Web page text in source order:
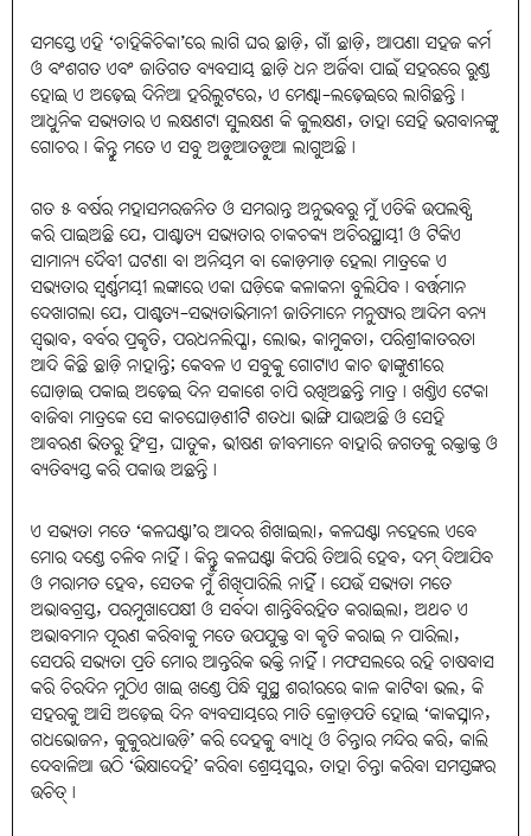
ସମସ୍ତେ ଏହି ‘ଚାହିକିଚିକା’ରେ ଲାଗି ଘର ଛାଡ଼ି, ଗାଁ ଛାଡ଼ି, ଆପଣା ସହଜ କର୍ମ
ଓ ବଂଶଗତ ଏବଂ ଜାତିଗତ ବ୍ୟବସାୟ ଛାଡ଼ି ଧନ ଅର୍ଜିବା ପାଇଁ ସହରରେ ରୁଣ୍ଡ
ହୋଇ ଏ ଅଢ଼େଇ ଦିନିଆ ହରିଲୁଟରେ, ଏ ମେଣ୍ଢା-ଲଢ଼େଇରେ ଲାଗିଛନ୍ତି।
ଆଧୁନିକ ସଭ୍ୟତାର ଏ ଲକ୍ଷଣଟା ସୁଲକ୍ଷଣ କି କୁଲକ୍ଷଣ, ତାହା ସେହି ଭଗବାନଙ୍କୁ
ଗୋଚର। କିନ୍ତୁ ମତେ ଏ ସବୁ ଅଡ଼ୁଆତଡ଼ୁଆ ଲାଗୁଅଛି।
ଗତ ୫ ବର୍ଷର ମହାସମରଜନିତ ଓ ସମରାନ୍ତ ଅନୁଭବରୁ ମୁଁ ଏତିକି ଉପଲବ୍ଧି
କରି ପାଇଅଛି ଯେ, ପାଶ୍ଚାତ୍ୟ ସଭ୍ୟତାର ଚାକଚକ୍ୟ ଅଚିରସ୍ଥାୟୀ ଓ ଟିକିଏ
ସାମାନ୍ୟ ଦୈବୀ ଘଟଣା ବା ଅନିୟମ ବା କୋଡ଼ମାଡ଼ ହେଲା ମାତ୍ରକେ ଏ
ସଭ୍ୟତାର ସ୍ବର୍ଣ୍ଣମୟୀ ଲଙ୍କାରେ ଏକା ଘଡ଼ିକେ କଳାକନା ବୁଲିଯିବ। ବର୍ତ୍ତମାନ
ଦେଖାଗଲା ଯେ, ପାଶ୍ଚତ୍ୟ-ସଭ୍ୟତାଭିମାନୀ ଜାତିମାନେ ମନୁଷ୍ୟର ଆଦିମ ବନ୍ୟ
ସ୍ୱଭାବ, ବର୍ବର ପ୍ରକୃତି, ପରଧନଲିପ୍ସା, ଲୋଭ, କାମୁକତା, ପରିଶ୍ରୀକାତରତା
ଆଦି କିଛି ଛାଡ଼ି ନାହାନ୍ତି; କେବଳ ଏ ସବୁକୁ ଗୋଟାଏ କାଚ ଢାଙ୍କୁଣୀରେ
ଘୋଡ଼ାଇ ପକାଇ ଅଢ଼େଇ ଦିନ ସକାଶେ ଚାପି ରଖିଅଛନ୍ତି ମାତ୍ର। ଖଣ୍ଡିଏ ଟେକା
ବାଜିବା ମାତ୍ରକେ ସେ କାଚଘୋଡ଼ଣୀଟିି ଶତଧା ଭାଙ୍ଗି ଯାଉଅଛି ଓ ସେହି
ଆବରଣ ଭିତରୁ ହିଂସ୍ର, ଘାତୁକ, ଭୀଷଣ ଜୀବମାନେ ବାହାରି ଜଗତକୁ ରକ୍ତାକ୍ତ ଓ
ବ୍ୟତିବ୍ୟସ୍ତ କରି ପକାଉ ଅଛନ୍ତି।
ଏ ସଭ୍ୟତା ମତେ ‘କଳଘଣ୍ଟା’ର ଆଦର ଶିଖାଇଲା, କଳଘଣ୍ଟା ନହେଲେ ଏବେ
ମୋର ଦଣ୍ଡେ ଚଳିବ ନାହିଁ। କିନ୍ତୁ କଳଘଣ୍ଟା କିପରି ତିଆରି ହେବ, ଦମ୍‌ ଦିଆଯିବ
ଓ ମରାମତ ହେବ, ସେତକ ମୁଁ ଶିଖିପାରିଲି ନାହିଁ। ଯେଉଁ ସଭ୍ୟତା ମତେ
ଅଭାବଗ୍ରସ୍ତ, ପରମୁଖାପେକ୍ଷୀ ଓ ସର୍ବଦା ଶାନ୍ତିବିରହିତ କରାଇଲା, ଅଥଚ ଏ
ଅଭାବମାନ ପୂରଣ କରିବାକୁ ମତେ ଉପଯୁକ୍ତ ବା କୃତି କରାଇ ନ ପାରିଲା,
ସେପରି ସଭ୍ୟତା ପ୍ରତି ମୋର ଆନ୍ତରିକ ଭକ୍ତି ନାହିଁ। ମଫସଲରେ ରହି ଚାଷବାସ
କରି ଚିରଦିନ ମୁଠିଏ ଖାଇ ଖଣ୍ଡେ ପିନ୍ଧି ସୁସ୍ଥ ଶରୀରରେ କାଳ କାଟିବା ଭଲ, କି
ସହରକୁ ଆସି ଅଢ଼େଇ ଦିନ ବ୍ୟବସାୟରେ ମାତି କ୍ରୋଡ଼ପତି ହୋଇ ‘କାକସ୍ନାନ,
ଗଧଭୋଜନ, କୁକୁରଧାଉଡ଼ି’ କରି ଦେହକୁ ବ୍ୟାଧି ଓ ଚିନ୍ତାର ମନ୍ଦିର କରି, କାଲି
ଦେବାଳିଆ ଉଠି ‘ଭିକ୍ଷାଦେହି’ କରିବା ଶ୍ରେୟସ୍କର, ତାହା ଚିନ୍ତା କରିବା ସମସ୍ତଙ୍କର
ଉଚିତ୍‌।